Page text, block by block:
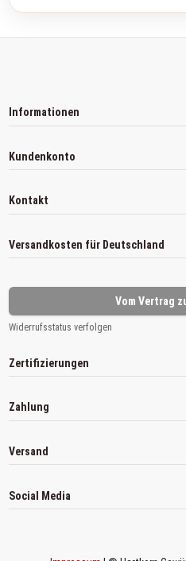
Informationen
Kundenkonto
Kontakt
Versandkosten für Deutschland
Vom Vertrag
Widerrufsstatus verfolgen
Zertifizierungen
Zahlung
Versand
Social Media